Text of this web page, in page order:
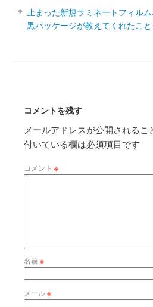
止まった新規ラミネートフィル
黒パッケージが教えてくれたこと
コメントを残す
メールアドレスが公開されるこ
付いている欄は必須項目です
コメント ※
名前※
メール※